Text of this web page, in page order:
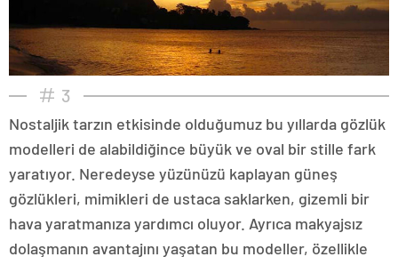
3
Nostaljik tarzın etkisinde olduğumuz bu yıllarda gözlük
modelleri de alabildiğince büyük ve oval bir stille fark
yaratıyor. Neredeyse yüzünüzü kaplayan güneş
gözlükleri, mimikleri de ustaca saklarken, gizemli bir
hava yaratmanıza yardımcı oluyor. Ayrıca makyajsız
dolaşmanın avantajını yaşatan bu modeller, özellikle